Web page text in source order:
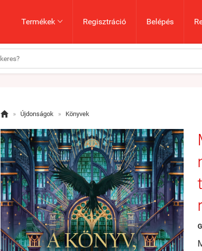
Termékek  Regisztráció Belépés
 » Újdonságok » Könyvek